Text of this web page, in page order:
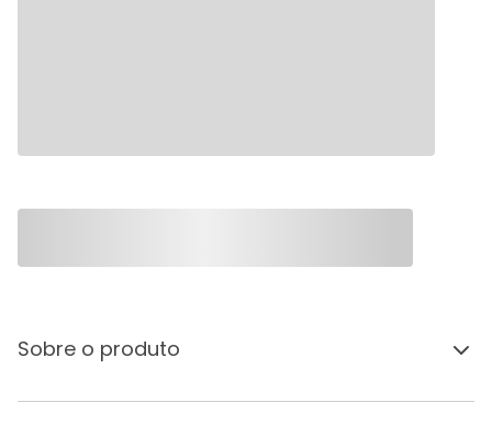
Sobre o produto